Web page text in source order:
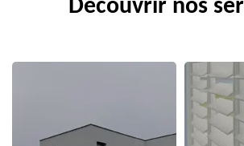
Découvrir nos